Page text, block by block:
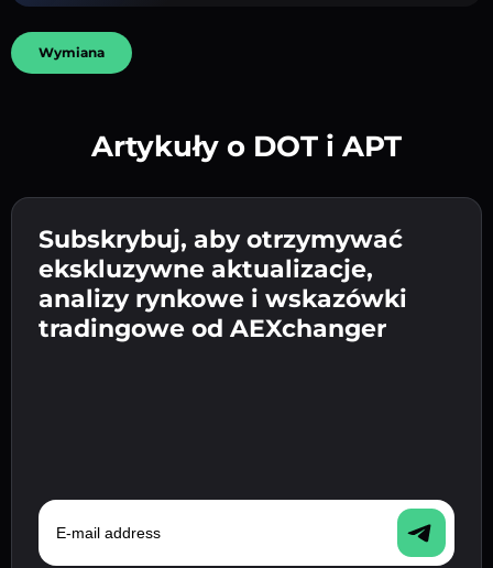
Wpisz adres swojego portfela
kryptowalutowego 👉 przejdź do następnego
kroku.
Potwierdź swoją tożsamość 👉 przejdź do
ostatniego kroku.
Wyślij depozyt 👉 odbierz kryptowalutę lub
walutę fiat w swoim portfelu.
Wymiana
Artykuły o DOT i APT
Subskrybuj, aby otrzymywać
ekskluzywne aktualizacje,
analizy rynkowe i wskazówki
tradingowe od AEXchanger
E-mail address